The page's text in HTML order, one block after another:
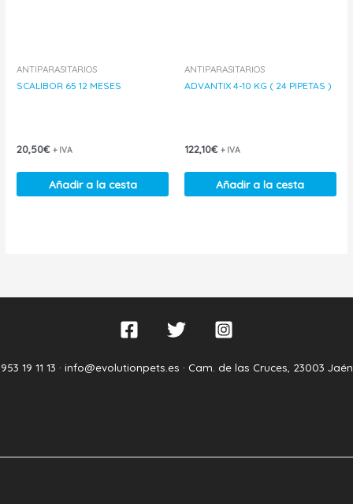
ANTIPARASITARIOS
SCALIBOR 65 12 MESES
20,50€ + IVA
Añadir a la cesta
ANTIPARASITARIOS
ADVANTIX 4-10 KG ( 24 PIPETAS )
122,10€ + IVA
Añadir a la cesta
953 19 11 13 · info@evolutionpets.es · Cam. de las Cruces, 23003 Jaén